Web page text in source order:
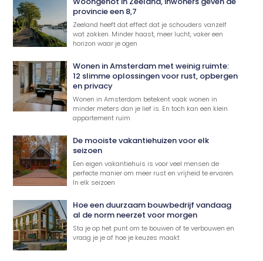
provincie een 8,7
Zeeland heeft dat effect dat je schouders vanzelf
wat zakken. Minder haast, meer lucht, vaker een
horizon waar je ogen
Wonen in Amsterdam met weinig ruimte:
12 slimme oplossingen voor rust, opbergen
en privacy
Wonen in Amsterdam betekent vaak wonen in
minder meters dan je lief is. En toch kan een klein
appartement ruim
De mooiste vakantiehuizen voor elk
seizoen
Een eigen vakantiehuis is voor veel mensen de
perfecte manier om meer rust en vrijheid te ervaren.
In elk seizoen
Hoe een duurzaam bouwbedrijf vandaag
al de norm neerzet voor morgen
Sta je op het punt om te bouwen of te verbouwen en
vraag je je af hoe je keuzes maakt